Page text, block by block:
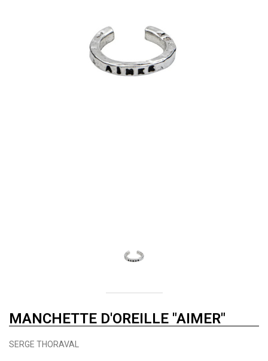
MANCHETTE D'OREILLE "AIMER"
SERGE THORAVAL